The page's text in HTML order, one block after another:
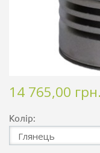
14 765,00 грн.
Колір: